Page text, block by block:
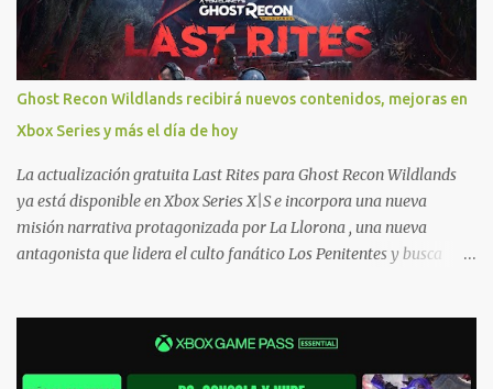
o en vídeo para que se quiten todas las dudas generales de cómo
hacer compras en Xbox . Podes consultar un listado más completo
de promociones desde xbox.com. El post puede tener
actualizaciones regulares o cambios ante cualquier error. Ofertas
- Argentina Ofertas - Chile Ofertas - Colombia Ofertas - México
Ofertas - Estados Unidos Ofertas - España Todas las ofertas de
Xbox One también aplican a Xbox Series, a excepción de los jue...
Ghost Recon Wildlands recibirá nuevos contenidos, mejoras en
Xbox Series y más el día de hoy
La actualización gratuita Last Rites para Ghost Recon Wildlands
ya está disponible en Xbox Series X|S e incorpora una nueva
misión narrativa protagonizada por La Llorona , una nueva
antagonista que lidera el culto fanático Los Penitentes y busca
Predator , uno de los desafíos más recordados por la comunidad,
junto con múltiples mejoras centradas en ampliar la libertad de